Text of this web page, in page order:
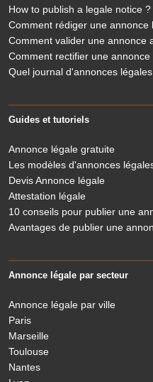
How to publish a legale notice ?
Comment rédiger une annonce
Comment valider une annonce
Comment rectifier une annonce
Quel journal d'annonces
Guides et tutoriels
Annonce légale gratuite
Les modèles d'annonces
Devis Annonce légale
Attestation légale
10 conseils pour publier une
Avantages de publier une
Annonce légale par secteur
Annonce légale par ville
Paris
Marseille
Toulouse
Nantes